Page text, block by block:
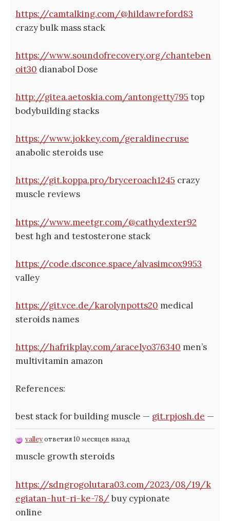
https://camtalking.com/@hildawreford83
crazy bulk mass stack
https://www.soundofrecovery.org/chanteben
oit30 dianabol Dose
http://gitea.aetoskia.com/antongetty795 top
bodybuilding stacks
https://www.jokkey.com/geraldinecruse
anabolic steroids use
https://git.koppa.pro/bryceroach1245 crazy
muscle reviews
https://www.meetgr.com/@cathydexter92
best hgh and testosterone stack
https://code.dsconce.space/alvasimcox9953
valley
https://git.vce.de/karolynpotts20 medical
steroids names
https://hafrikplay.com/aracelyo376340 men’s
multivitamin amazon
References:
best stack for building muscle — git.rpjosh.de —
valleyответил 10 месяцев назад
muscle growth steroids
https://sdngrogolutara03.com/2023/08/19/k
egiatan-hut-ri-ke-78/buy cypionate
online